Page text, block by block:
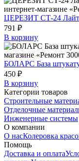
ЦЕРЕЗИТ СТ-24 Лайт
791 ₽
В корзину
БОЛАРС База
450 ₽
В корзину
Категории товаров
Строительные
Отделочные
Инженерные системы
О компании
О насКолеровка
Помощь
Доставка и оплата